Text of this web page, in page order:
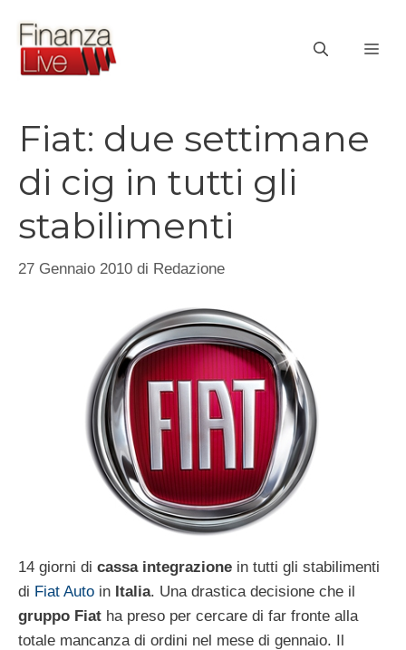
contenuto
Fiat: due settimane
di cig in tutti gli
stabilimenti
27 Gennaio 2010 di Redazione
14 giorni di cassa integrazione in tutti gli stabilimenti
di Fiat Auto in Italia. Una drastica decisione che il
gruppo Fiat ha preso per cercare di far fronte alla
totale mancanza di ordini nel mese di gennaio. Il